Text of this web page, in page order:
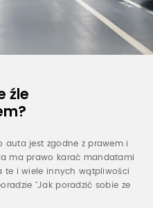
źle
auta jest zgodne z prawem i
ma prawo karać mandatami
te i wiele innych wątpliwości
"Jak poradzić sobie ze